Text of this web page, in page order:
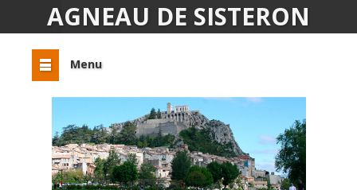
AGNEAU DE SISTERON
Menu